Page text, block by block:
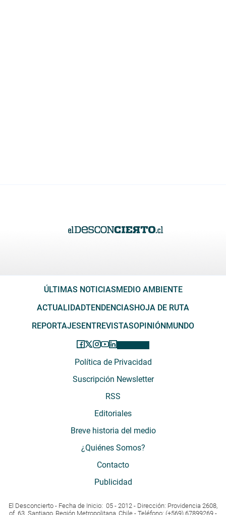
ÚLTIMAS NOTICIASMEDIO AMBIENTE
ACTUALIDADTENDENCIASHOJA DE RUTA
REPORTAJESENTREVISTASOPINIÓNMUNDO
Política de Privacidad
Suscripción Newsletter
RSS
Editoriales
Breve historia del medio
¿Quiénes Somos?
Contacto
Publicidad
El Desconcierto - Fecha de Inicio: 05 - 2012 - Dirección: Providencia 2608,
of. 63. Santiago, Región Metropolitana, Chile - Teléfono: (+569) 67899269 -